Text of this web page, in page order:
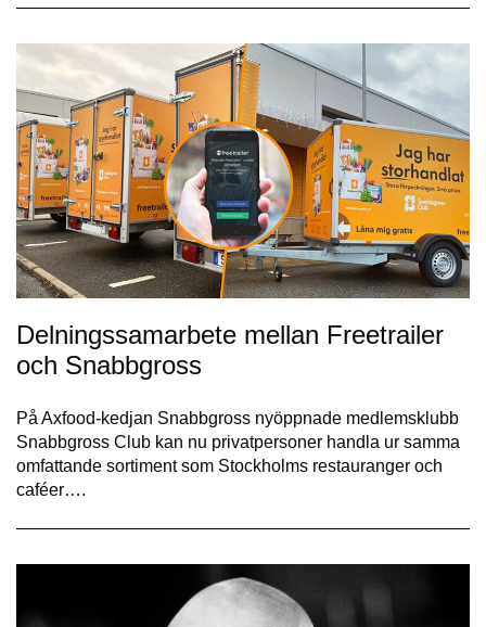
Delningssamarbete mellan Freetrailer
och Snabbgross
På Axfood-kedjan Snabbgross nyöppnade medlemsklubb
Snabbgross Club kan nu privatpersoner handla ur samma
omfattande sortiment som Stockholms restauranger och
caféer….